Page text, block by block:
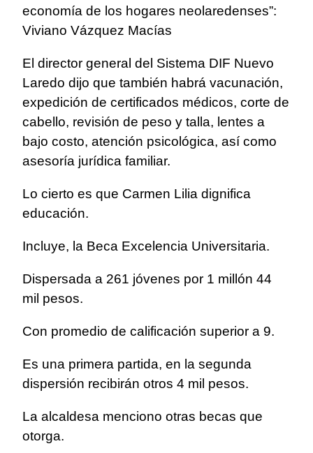
economía de los hogares neolaredenses”:
Viviano Vázquez Macías
El director general del Sistema DIF Nuevo
Laredo dijo que también habrá vacunación,
expedición de certificados médicos, corte de
cabello, revisión de peso y talla, lentes a
bajo costo, atención psicológica, así como
asesoría jurídica familiar.
Lo cierto es que Carmen Lilia dignifica
educación.
Incluye, la Beca Excelencia Universitaria.
Dispersada a 261 jóvenes por 1 millón 44
mil pesos.
Con promedio de calificación superior a 9.
Es una primera partida, en la segunda
dispersión recibirán otros 4 mil pesos.
La alcaldesa menciono otras becas que
otorga.